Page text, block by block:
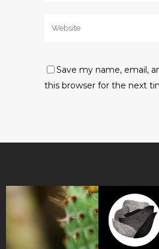
Save my name, email,
this browser for the next